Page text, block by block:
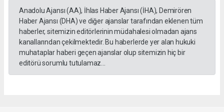
Anadolu Ajansı (AA), İhlas Haber Ajansı (İHA), Demirören
Haber Ajansı (DHA) ve diğer ajanslar tarafından eklenen tüm
haberler, sitemizin editörlerinin müdahalesi olmadan ajans
kanallarından çekilmektedir. Bu haberlerde yer alan hukuki
muhataplar haberi geçen ajanslar olup sitemizin hiç bir
editörü sorumlu tutulamaz...